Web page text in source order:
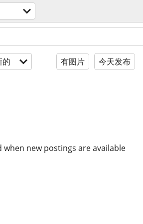
的 有图片 今天发布
new postings are available